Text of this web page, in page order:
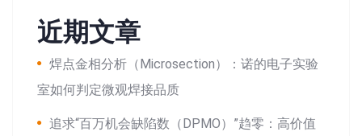
近期文章
焊点金相分析（Microsection）：诺的电子实验
室如何判定微观焊接品质
追求“百万机会缺陷数（DPMO）”趋零：高价值